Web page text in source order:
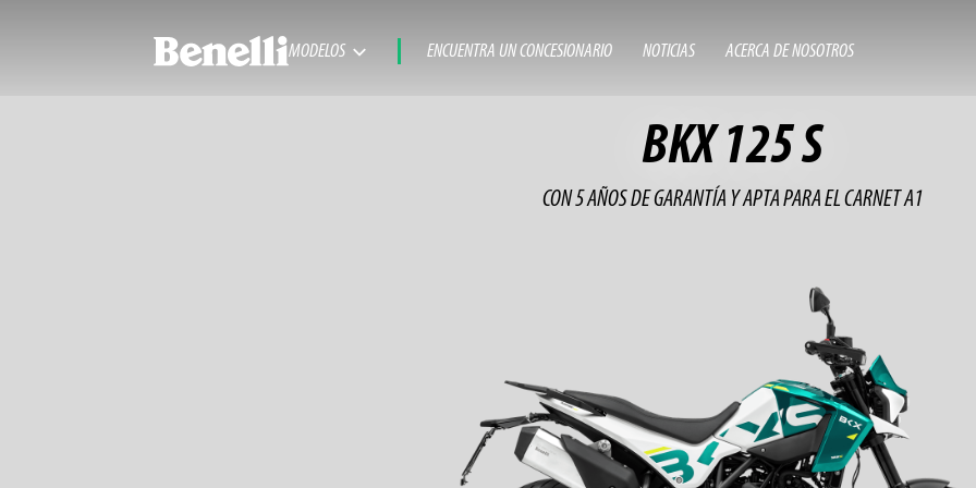
MODELOS ENCUENTRA UN CONCESIONARIO NOTICIAS ACERCA DE NOSOTROS
BKX 125 S
CON 5 AÑOS DE GARANTÍA Y APTA PARA EL CARNET A1